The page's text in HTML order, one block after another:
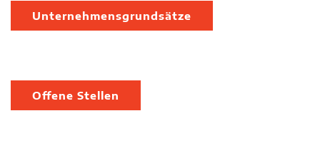
Unternehmensgrundsätze
Offene Stellen